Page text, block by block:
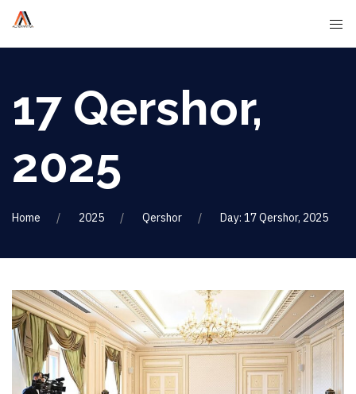
17 Qershor,
2025
Home 2025 Qershor Day: 17 Qershor, 2025